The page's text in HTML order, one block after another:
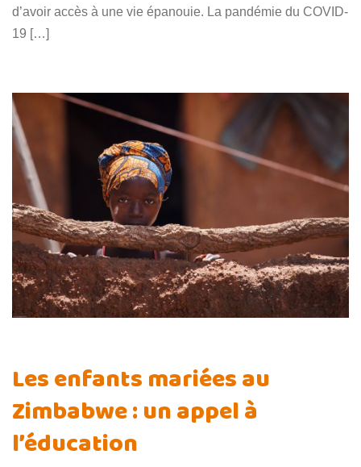
d’avoir accès à une vie épanouie. La pandémie du COVID-
19 […]
Les enfants mariées au
Zimbabwe : un appel à
l’éducation